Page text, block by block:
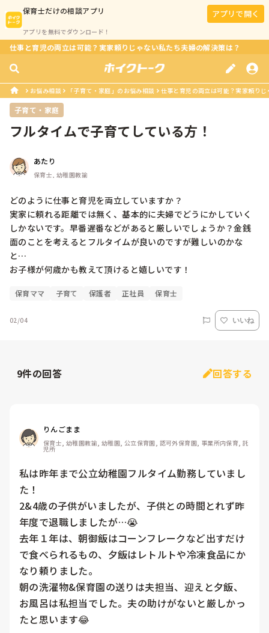
保育士だけの相談アプリ
アプリを無料でダウンロード！
アプリで開く
仕事と育児の両立は可能？実家頼りじゃない私たち夫婦の解決策は？
お悩み相談 「子育て・家庭」のお悩み相談 仕事と育児の両立は可能？実家頼り
子育て・家庭
フルタイムで子育てしている方！
あたり
保育士, 幼稚園教諭
どのように仕事と育児を両立していますか？
実家に頼れる距離では無く、基本的に夫婦でどうにかしていく
しかないです。早番遅番などがあると厳しいでしょうか？金銭
面のことを考えるとフルタイムが良いのですが難しいのかな
と…
お子様が何歳かも教えて頂けると嬉しいです！
保育ママ 子育て 保護者 正社員 保育士
02/04 いいね
9件の回答 回答する
りんごまま
保育士, 幼稚園教諭, 幼稚園, 公立保育園, 認可外保育園, 事業所内保育, 託
児所
私は昨年まで公立幼稚園フルタイム勤務していまし
た！
2&4歳の子供がいましたが、子供との時間とれず昨
年度で退職しましたが…😭
去年１年は、朝御飯はコーンフレークなど出すだけ
で食べられるもの、夕飯はレトルトや冷凍食品にか
なり頼りました。
朝の洗濯物&保育園の送りは夫担当、迎えと夕飯、
お風呂は私担当でした。夫の助けがないと厳しかっ